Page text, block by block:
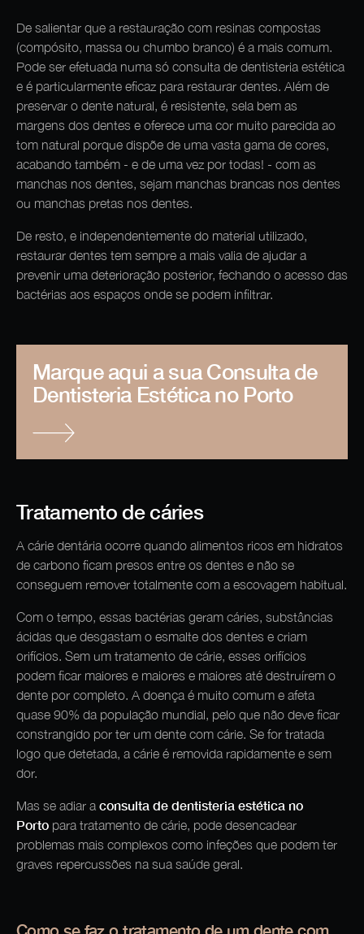
De salientar que a restauração com resinas compostas
(compósito, massa ou chumbo branco) é a mais comum.
Pode ser efetuada numa só consulta de dentisteria estética
e é particularmente eficaz para restaurar dentes. Além de
preservar o dente natural, é resistente, sela bem as
margens dos dentes e oferece uma cor muito parecida ao
tom natural porque dispõe de uma vasta gama de cores,
acabando também - e de uma vez por todas! - com as
manchas nos dentes, sejam manchas brancas nos dentes
ou manchas pretas nos dentes.
De resto, e independentemente do material utilizado,
restaurar dentes tem sempre a mais valia de ajudar a
prevenir uma deterioração posterior, fechando o acesso das
bactérias aos espaços onde se podem infiltrar.
Marque aqui a sua Consulta de
Dentisteria Estética no Porto
Tratamento de cáries
A cárie dentária ocorre quando alimentos ricos em hidratos
de carbono ficam presos entre os dentes e não se
conseguem remover totalmente com a escovagem habitual.
Com o tempo, essas bactérias geram cáries, substâncias
ácidas que desgastam o esmalte dos dentes e criam
orifícios. Sem um tratamento de cárie, esses orifícios
podem ficar maiores e maiores e maiores até destruírem o
dente por completo. A doença é muito comum e afeta
quase 90% da população mundial, pelo que não deve ficar
constrangido por ter um dente com cárie. Se for tratada
logo que detetada, a cárie é removida rapidamente e sem
dor.
Mas se adiar a consulta de dentisteria estética no
Porto para tratamento de cárie, pode desencadear
problemas mais complexos como infeções que podem ter
graves repercussões na sua saúde geral.